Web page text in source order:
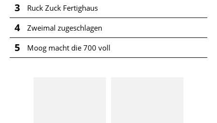
3 Ruck Zuck Fertighaus
4 Zweimal zugeschlagen
5 Moog macht die 700 voll